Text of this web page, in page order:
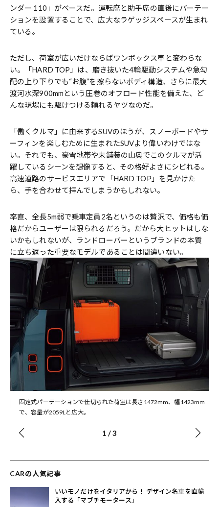
ンダー 110」がベースだ。運転席と助手席の直後にパーテー
ションを設置することで、広大なラゲッジスペースが生まれ
ている。
ただし、荷室が広いだけならばワンボックス車と変わらな
い。「HARD TOP」は、磨き抜いた4輪駆動システムや急勾
配の上り下りでも“お腹”を擦らないボディ構造、さらに最大
渡河水深900mmという圧巻のオフロード性能を備えた、ど
んな現場にも駆けつける頼れるヤツなのだ。
「働くクルマ」に由来するSUVのほうが、スノーボードやサ
ーフィンを楽しむために生まれたSUVより偉いわけではな
い。それでも、豪雪地帯や未舗装の山奥でこのクルマが活
躍しているシーンを想像すると、その格好よさにシビれる。
高速道路のサービスエリアで「HARD TOP」を見かけた
ら、手を合わせて拝んでしまうかもしれない。
率直、全長5m弱で乗車定員2名というのは贅沢で、価格も価
格だからユーザーは限られるだろう。だから大ヒットはしな
いかもしれないが、ランドローバーというブランドの本質
に立ち返った重要なモデルであることは間違いない。
固定式パーテーションで仕切られた荷室は長さ1472mm、幅1423mm
で、容量が2059Lと広大。
1 /3
CARの人気記事
いいモノだけをイタリアから！ デザイン名車を直輸
入する「マブチモータース」